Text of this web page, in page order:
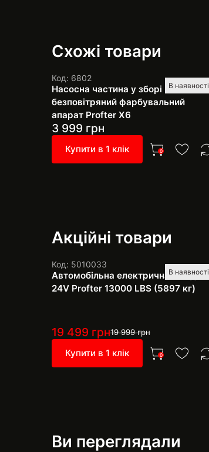
Схожі товари
В наявності
Код: 6802
Насосна частина у зборі на
безповітряний фарбувальний
апарат Profter Х6
3 999 грн
Купити в 1 клік 0
Акційні товари
В наявності
Код: 5010033
Автомобільна електрична лебідка
24V Profter 13000 LBS (5897 кг)
19 499 грн19 999грн
Купити в 1 клік 0
Ви переглядали